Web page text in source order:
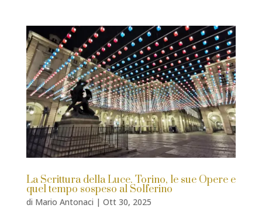
La Scrittura della Luce. Torino, le sue Opere e
quel tempo sospeso al Solferino
di Mario Antonaci | Ott 30, 2025